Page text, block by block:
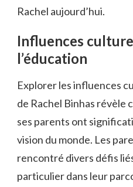
Rachel aujourd’hui.
Influences
l’éducation
Explorer les influences
de Rachel Binhas révèle
ses parents ont
vision du monde. Les
rencontré divers défis
particulier dans leur